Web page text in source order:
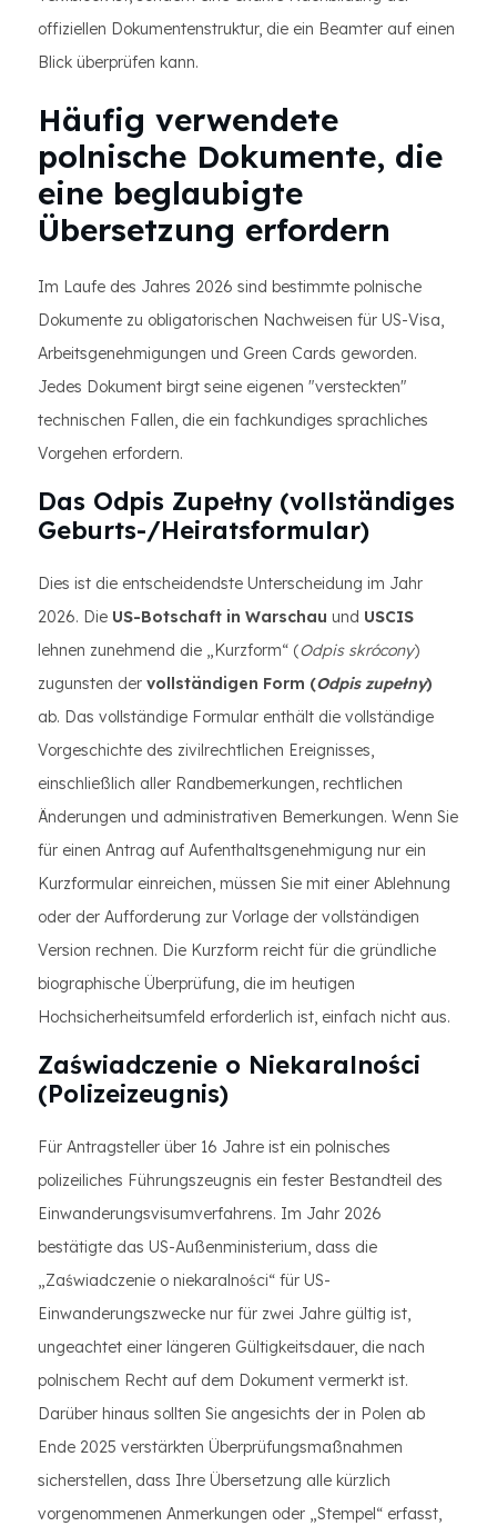
offiziellen Dokumentenstruktur, die ein Beamter auf einen
Blick überprüfen kann.
Häufig verwendete
polnische Dokumente, die
eine beglaubigte
Übersetzung erfordern
Im Laufe des Jahres 2026 sind bestimmte polnische
Dokumente zu obligatorischen Nachweisen für US-Visa,
Arbeitsgenehmigungen und Green Cards geworden.
Jedes Dokument birgt seine eigenen "versteckten"
technischen Fallen, die ein fachkundiges sprachliches
Vorgehen erfordern.
Das Odpis Zupełny (vollständiges
Geburts-/Heiratsformular)
Dies ist die entscheidendste Unterscheidung im Jahr
2026. Die US-Botschaft in Warschau und USCIS
lehnen zunehmend die „Kurzform“ (Odpis skrócony)
zugunsten der vollständigen Form (Odpis zupełny)
ab. Das vollständige Formular enthält die vollständige
Vorgeschichte des zivilrechtlichen Ereignisses,
einschließlich aller Randbemerkungen, rechtlichen
Änderungen und administrativen Bemerkungen. Wenn Sie
für einen Antrag auf Aufenthaltsgenehmigung nur ein
Kurzformular einreichen, müssen Sie mit einer Ablehnung
oder der Aufforderung zur Vorlage der vollständigen
Version rechnen. Die Kurzform reicht für die gründliche
biographische Überprüfung, die im heutigen
Hochsicherheitsumfeld erforderlich ist, einfach nicht aus.
Zaświadczenie o Niekaralności
(Polizeizeugnis)
Für Antragsteller über 16 Jahre ist ein polnisches
polizeiliches Führungszeugnis ein fester Bestandteil des
Einwanderungsvisumverfahrens. Im Jahr 2026
bestätigte das US-Außenministerium, dass die
„Zaświadczenie o niekaralności“ für US-
Einwanderungszwecke nur für zwei Jahre gültig ist,
ungeachtet einer längeren Gültigkeitsdauer, die nach
polnischem Recht auf dem Dokument vermerkt ist.
Darüber hinaus sollten Sie angesichts der in Polen ab
Ende 2025 verstärkten Überprüfungsmaßnahmen
sicherstellen, dass Ihre Übersetzung alle kürzlich
vorgenommenen Anmerkungen oder „Stempel“ erfasst,